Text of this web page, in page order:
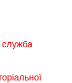
служба